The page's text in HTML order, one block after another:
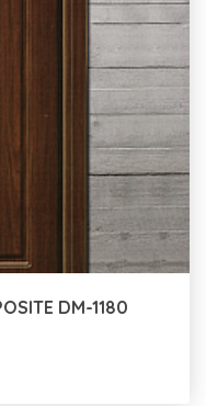
DM-1180